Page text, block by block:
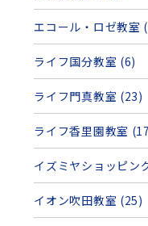
エコール・ロゼ教室
ライフ国分教室 (6)
ライフ門真教室 (23)
ライフ香里園教室
イズミヤショッピン
イオン吹田教室 (25)